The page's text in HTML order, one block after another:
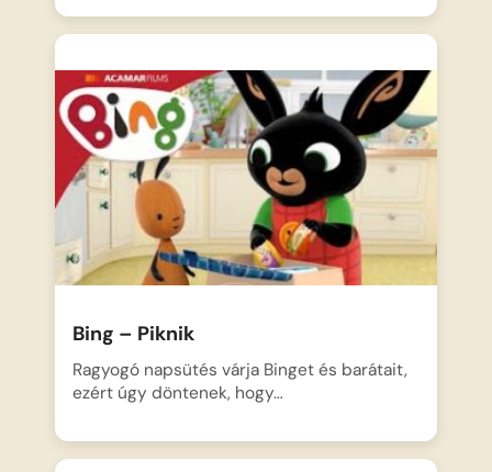
Bing – Piknik
Ragyogó napsütés várja Binget és barátait,
ezért úgy döntenek, hogy…